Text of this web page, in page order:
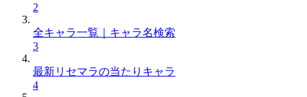
2
全キャラ一覧｜キャラ名検索
3
最新リセマラの当たりキャラ
4